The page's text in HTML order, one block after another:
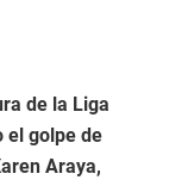
de la Liga
el golpe de
Araya,